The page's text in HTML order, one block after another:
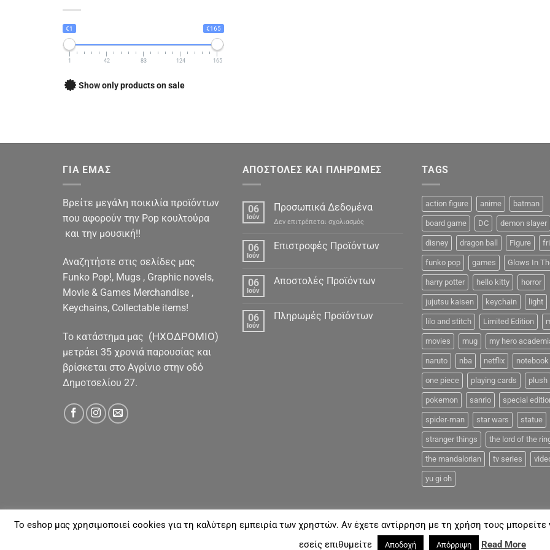
€1 €165
1 42 83 124 165
Show only products on sale
ΓΙΑ ΕΜΑΣ
Βρείτε μεγάλη ποικιλία προϊόντων
που αφορούν την Pop κουλτούρα
και την μουσική!!
Αναζητήστε στις σελίδες μας
Funko Pop!, Mugs , Graphic novels,
Movie & Games Merchandise ,
Keychains, Collectable items!
To κατάστημα μας (ΗΧΟΔΡΟΜΙΟ)
μετράει 35 χρονιά παρουσίας και
βρίσκεται στο Αγρίνιο στην οδό
Δημοτσελίου 27.
ΑΠΟΣΤΟΛΕΣ ΚΑΙ ΠΛΗΡΩΜΕΣ
06
Ιούν
Προσωπικά Δεδομένα
Δεν επιτρέπεται σχολιασμόςστο
Δεδομένα
06
Ιούν
Επιστροφές Προϊόντων
06
Ιούν
Αποστολές Προϊόντων
06
Ιούν
Πληρωμές Προϊόντων
TAGS
action figure anime batman
board game DC demon slayer
disney dragon ball Figure
funko pop games Glows In
harry potter hello kitty horror
jujutsu kaisen keychain light
lilo and stitch Limited Edition
movies mug my hero
naruto nba netflix notebook
one piece playing cards plush
pokemon sanrio special
spider-man star wars statue
stranger things the lord of the
the mandalorian tv series
yu gi oh
ΓΙΑ ΕΜΆΣ ΑΠΟΣΤΟΛΈΣ & ΠΛΗΡΩΜΈΣ ΕΠΙΚΟΙΝΩΝΊΑ FAQ
Coolmerch.gr
To eshop μας χρησιμοποιεί cookies για τη καλύτερη εμπειρία των χρηστών. Αν έχετε αντίρρηση με τη χρήση τους μπορείτε
εσείς επιθυμείτε
Αποδοχή Απόρριψη Read More